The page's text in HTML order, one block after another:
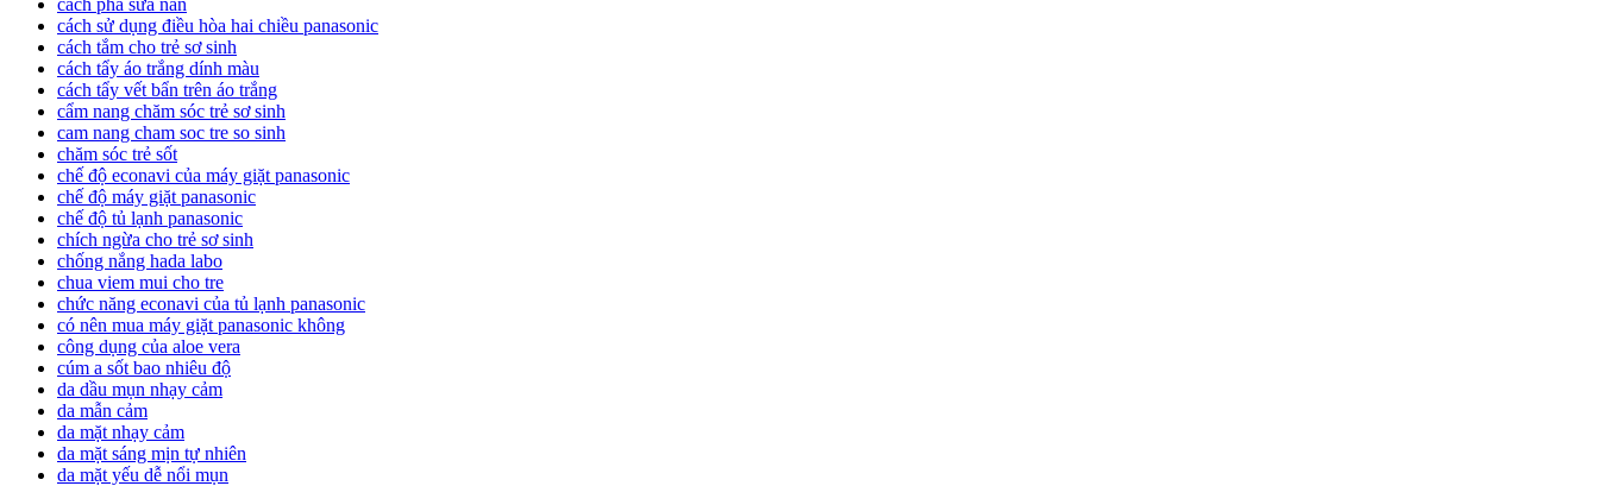
cách sử dụng điều hòa hai chiều panasonic
cách tắm cho trẻ sơ sinh
cách tẩy áo trắng dính màu
cách tẩy vết bẩn trên áo trắng
cẩm nang chăm sóc trẻ sơ sinh
cam nang cham soc tre so sinh
chăm sóc trẻ sốt
chế độ econavi của máy giặt panasonic
chế độ máy giặt panasonic
chế độ tủ lạnh panasonic
chích ngừa cho trẻ sơ sinh
chống nắng hada labo
chua viem mui cho tre
chức năng econavi của tủ lạnh panasonic
có nên mua máy giặt panasonic không
công dụng của aloe vera
cúm a sốt bao nhiêu độ
da dầu mụn nhạy cảm
da mẫn cảm
da mặt nhạy cảm
da mặt sáng mịn tự nhiên
da mặt yếu dễ nổi mụn